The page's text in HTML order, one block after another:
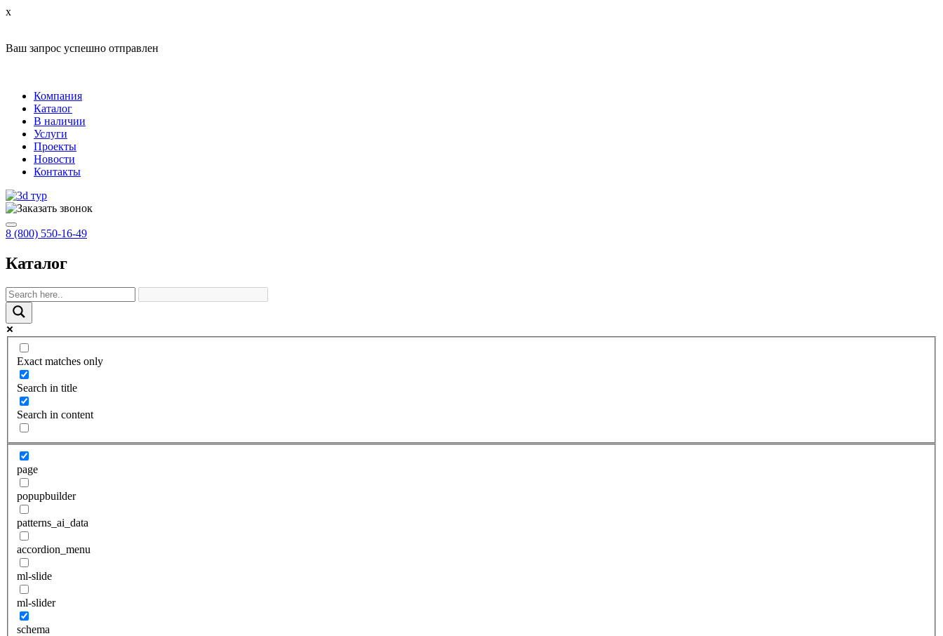
x
Ваш запрос успешно отправлен
Компания
Каталог
В наличии
Услуги
Проекты
Новости
Контакты
8 (800) 550-16-49
Каталог
Exact matches only
Search in title
Search in content
page
popupbuilder
patterns_ai_data
accordion_menu
ml-slide
ml-slider
schema